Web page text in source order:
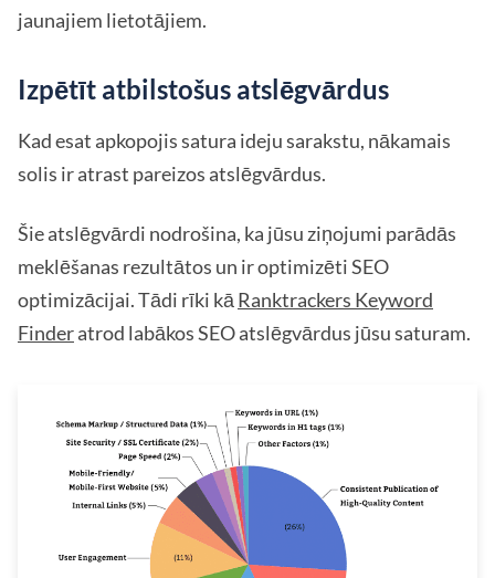
jaunajiem lietotājiem.
Izpētīt atbilstošus atslēgvārdus
Kad esat apkopojis satura ideju sarakstu, nākamais
solis ir atrast pareizos atslēgvārdus.
Šie atslēgvārdi nodrošina, ka jūsu ziņojumi parādās
meklēšanas rezultātos un ir optimizēti SEO
optimizācijai. Tādi rīki kā Ranktrackers Keyword
Finderatrod labākos SEO atslēgvārdus jūsu saturam.